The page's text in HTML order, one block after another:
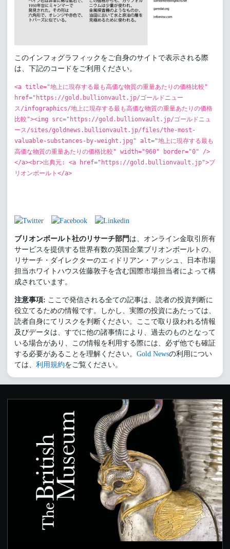
このインフォグラフィックをご自身のサイトで表示される際
は、下記のコードをご利用ください。
<a title="地上に現存する最も高価な物質の重量あたりの価格比較"
href="https://gold.bullionvault.jp/ゴールドニュー
ス/infographics/地上に現存する最も高価な物質の重量あたりの価格
比較"><img src="https://gold.bullionvault.jp/ゴールドニュ
ース/sites/goldnews.bullionvault.jp/files/the-most-
valuable-substances-by-weight.jpg" alt="地上に現存する最も
高価な物質の重量あたりの価格比較" width="960" border="0" />
</a><br>出典元: <a href="https://gold.bullionvault.jp">ブ
リオンボールト</a>
ブリオンボールト社のリサーチ部門 は、オンライン金取引所有
サービスを提供する世界有数の英国企業ブリオンボールトの、
リサーチ・ダイレクターのエィドリアン・アッシュ、日本市場
担当ホワイトハウス佐藤敦子を含む国際市場担当者によって構
成されています。
注意事項: ここで発信される全ての記事は、読者の投資判断に
役立てるための情報です。しかし、実際の投資にあたっては、
読者自身にてリスクを判断ください。ここで取り扱われる情報
及びデータは、すでに他の諸事情により、過去のものとなって
いる場合があり、この情報を利用する際には、必ず他でも確証
する必要があることを理解ください。 Gold Newsの利用につい
ては、 利用規約をご覧ください。